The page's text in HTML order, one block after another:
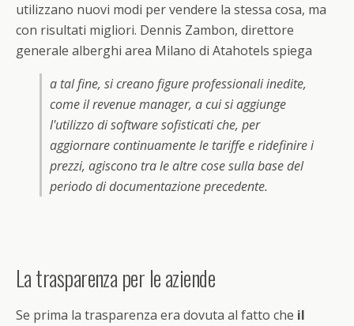
utilizzano nuovi modi per vendere la stessa cosa, ma
con risultati migliori. Dennis Zambon, direttore
generale alberghi area Milano di Atahotels spiega
a tal fine, si creano figure professionali inedite,
come il revenue manager, a cui si aggiunge
l'utilizzo di software sofisticati che, per
aggiornare continuamente le tariffe e ridefinire i
prezzi, agiscono tra le altre cose sulla base del
periodo di documentazione precedente.
La trasparenza per le aziende
Se prima la trasparenza era dovuta al fatto che il